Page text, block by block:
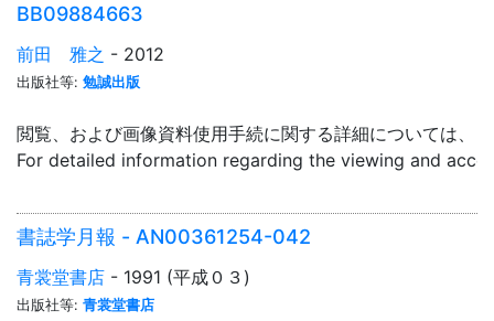
BB09884663
前田 雅之 - 2012
出版社等: 勉誠出版
閲覧、および画像資料使用手続に関する詳細については、「
For detailed information regarding the viewing and
書誌学月報 - AN00361254-042
青裳堂書店 - 1991 (平成０３)
出版社等: 青裳堂書店